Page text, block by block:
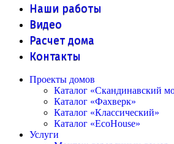
Наши работы
Видео
Расчет дома
Контакты
Проекты домов
Каталог «Скандинавский
Каталог «Фахверк»
Каталог «Классический»
Каталог «EcoHouse»
Услуги